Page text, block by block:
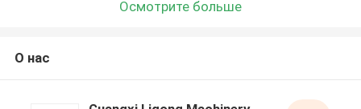
Осмотрите больше
О нас